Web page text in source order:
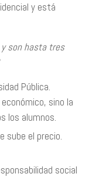
y está
son hasta tres
Pública.
sino la
los alumnos.
sube el precio.
social